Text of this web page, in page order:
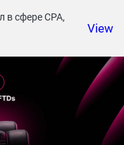
в сфере СРА,
View